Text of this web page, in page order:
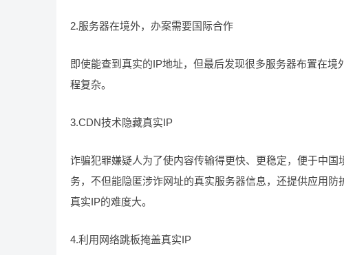
2.服务器在境外，办案需要国际合作
即使能查到真实的IP地址，但最后发现很多服务器布置在
程复杂。
3.CDN技术隐藏真实IP
诈骗犯罪嫌疑人为了使内容传输得更快、更稳定，便于中
务，不但能隐匿涉诈网址的真实服务器信息，还提供应用
真实IP的难度大。
4.利用网络跳板掩盖真实IP